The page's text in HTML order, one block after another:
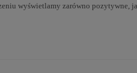
wyświetlamy zarówno pozytywne,